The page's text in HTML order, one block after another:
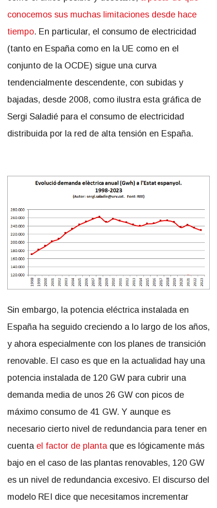
conocemos sus muchas limitaciones desde hace
tiempo. En particular, el consumo de electricidad
(tanto en España como en la UE como en el
conjunto de la OCDE) sigue una curva
tendencialmente descendente, con subidas y
bajadas, desde 2008, como ilustra esta gráfica de
Sergi Saladié para el consumo de electricidad
distribuida por la red de alta tensión en España.
Sin embargo, la potencia eléctrica instalada en
España ha seguido creciendo a lo largo de los años,
y ahora especialmente con los planes de transición
renovable. El caso es que en la actualidad hay una
potencia instalada de 120 GW para cubrir una
demanda media de unos 26 GW con picos de
máximo consumo de 41 GW. Y aunque es
necesario cierto nivel de redundancia para tener en
cuenta el factor de planta que es lógicamente más
bajo en el caso de las plantas renovables, 120 GW
es un nivel de redundancia excesivo. El discurso del
modelo REI dice que necesitamos incrementar